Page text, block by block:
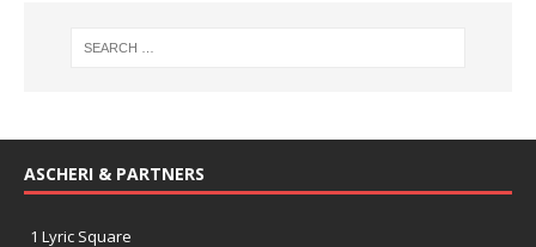
ASCHERI & PARTNERS
1 Lyric Square